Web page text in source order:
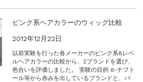
ピンク系ヘアカラーのウィッグ比較
2012年12月22日
以前実験を行った各メーカーのピンク系8レベ
ルヘアカラーの比較から、2ブランドを選び、
色合いを評価しました。 実験の目的 α-ナフト
ール等から赤みを出しているブランドと、パ